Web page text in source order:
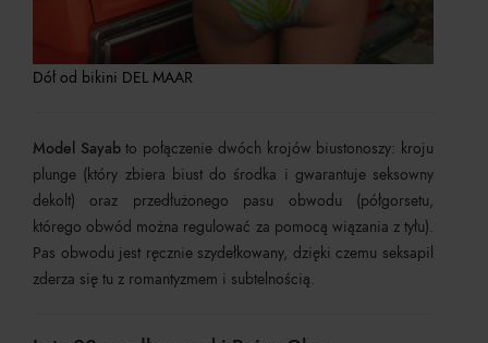
Dół od bikini DEL MAAR
Model Sayabto połączenie dwóch krojów biustonoszy: kroju
plunge (który zbiera biust do środka i gwarantuje seksowny
dekolt) oraz przedłużonego pasu obwodu (półgorsetu,
którego obwód można regulować za pomocą wiązania z tyłu).
Pas obwodu jest ręcznie szydełkowany, dzięki czemu seksapil
zderza się tu z romantyzmem i subtelnością.